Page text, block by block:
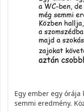
Egy ember egy
semmi eredmény.